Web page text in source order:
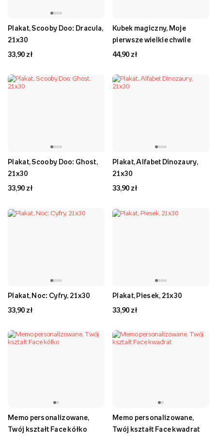
Plakat, Scooby Doo: Dracula,
21x30
33,90 zł
Kubek magiczny, Moje
pierwsze wielkie chwile
44,90 zł
Plakat, Scooby Doo: Ghost,
21x30
33,90 zł
Plakat, Alfabet Dinozaury,
21x30
33,90 zł
Plakat, Noc: Cyfry, 21x30
33,90 zł
Plakat, Piesek, 21x30
33,90 zł
Memo personalizowane,
Twój kształt Face kółko
Memo personalizowane,
Twój kształt Face kwadrat